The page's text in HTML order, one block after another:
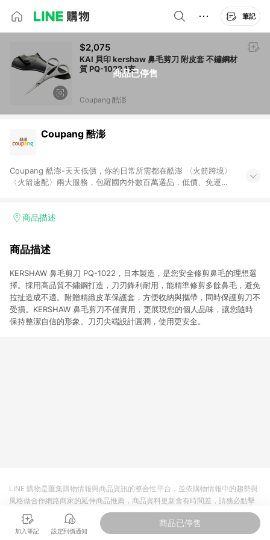
筆記
商品已停售
$2,075
KAI 貝印 kershaw 鼻毛剪刀 附皮套 不鏽鋼材
質 PQ-1022 1支
Coupang 酷澎
Coupang 酷澎
Coupang 酷澎-天天低價，你的日常所需都在酷澎 〈火箭跨境〉
〈火箭速配〉兩大服務，包羅國內外數百萬選品，低價、免運，
加入WOW會員告別湊免運，火箭速配、火箭跨境優質選品不限金
商品描述
商品描述
KERSHAW 鼻毛剪刀 PQ-1022，日本製造，是您安全修剪鼻毛的理想選
擇。採用高品質不鏽鋼打造，刀刃鋒利耐用，能精準修剪多餘鼻毛，避免
拉扯造成不適。附贈精緻皮革保護套，方便收納與攜帶，同時保護剪刀不
受損。KERSHAW 鼻毛剪刀不僅實用，更展現您的個人品味，讓您隨時
保持整潔自信的形象。刀刃尖端設計圓潤，使用更安全。
加入筆記 設定到價通知
商品已停售
LINE 購物是匯集購物情報與商品資訊的整合性平台，並依購物情報中的趨勢與
風格做合作網路商家的延伸商品推薦，商品資料更新會有時間差，請務必點擊
商品至各合作網路商家，確認現售價與購物條件，一切資訊以合作廠商網頁為
準。